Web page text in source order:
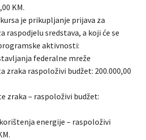
KM.
je prikupljanje prijava za
sredstava, a koji će se
aktivnosti:
federalne mreže
raspoloživi budžet: 200.000,00
zraka – raspoloživi budžet:
energije – raspoloživi